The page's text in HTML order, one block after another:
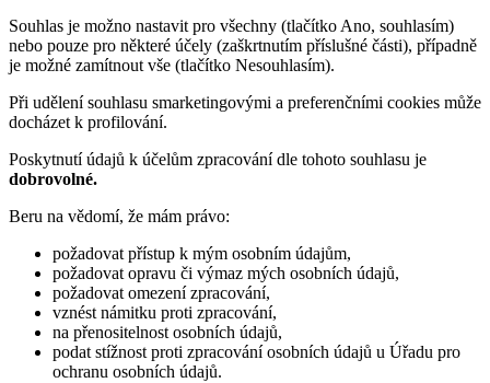
Souhlas je možno nastavit pro všechny (tlačítko Ano, souhlasím)
nebo pouze pro některé účely (zaškrtnutím příslušné části), případně
je možné zamítnout vše (tlačítko Nesouhlasím).
Při udělení souhlasu smarketingovými a preferenčními cookies může
docházet k profilování.
Poskytnutí údajů k účelům zpracování dle tohoto souhlasu je
dobrovolné.
Beru na vědomí, že mám právo:
požadovat přístup k mým osobním údajům,
požadovat opravu či výmaz mých osobních údajů,
požadovat omezení zpracování,
vznést námitku proti zpracování,
na přenositelnost osobních údajů,
podat stížnost proti zpracování osobních údajů u Úřadu pro
ochranu osobních údajů.